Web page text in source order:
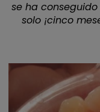
se ha
solo ¡cinco